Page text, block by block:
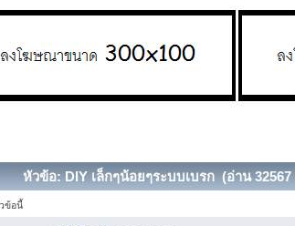
หัวข้อ: DIY เล็กๆน้อยๆระบบเบรก (อ่าน 32567
ข้อนี้